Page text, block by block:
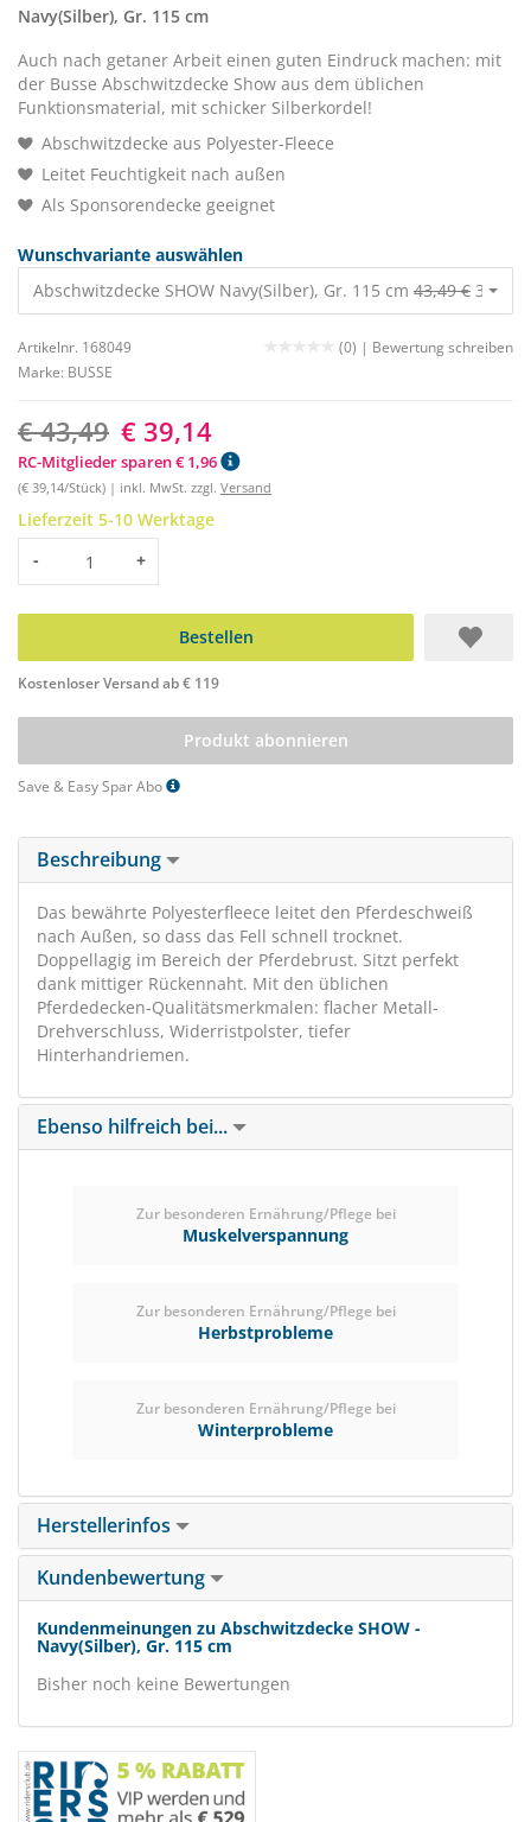
Navy(Silber), Gr. 115 cm
Auch nach getaner Arbeit einen guten Eindruck machen: mit
der Busse Abschwitzdecke Show aus dem üblichen
Funktionsmaterial, mit schicker Silberkordel!
Abschwitzdecke aus Polyester-Fleece
Leitet Feuchtigkeit nach außen
Als Sponsorendecke geeignet
Wunschvariante auswählen
Abschwitzdecke SHOW Navy(Silber), Gr. 115 cm 43,49 € 39,14 €
Artikelnr. 168049 (0) | Bewertung schreiben
Marke: BUSSE
€ 43,49 € 39,14
RC-Mitglieder sparen € 1,96
(€ 39,14/Stück) | inkl. MwSt. zzgl. Versand
Lieferzeit 5-10 Werktage
Menge
- +
Bestellen
Kostenloser Versand ab € 119
Produkt abonnieren
Save & Easy Spar Abo
Beschreibung
Das bewährte Polyesterfleece leitet den Pferdeschweiß
nach Außen, so dass das Fell schnell trocknet.
Doppellagig im Bereich der Pferdebrust. Sitzt perfekt
dank mittiger Rückennaht. Mit den üblichen
Pferdedecken-Qualitätsmerkmalen: flacher Metall-
Drehverschluss, Widerristpolster, tiefer
Hinterhandriemen.
Ebenso hilfreich bei...
Zur besonderen Ernährung/Pflege bei
Muskelverspannung
Zur besonderen Ernährung/Pflege bei
Herbstprobleme
Zur besonderen Ernährung/Pflege bei
Winterprobleme
Herstellerinfos
Kundenbewertung
Kundenmeinungen zu Abschwitzdecke SHOW -
Navy(Silber), Gr. 115 cm
Bisher noch keine Bewertungen